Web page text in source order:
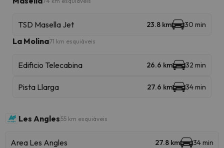
TSD Masella Jet 23.8 km 30 min
La Molina71 km esquiáveis
Edificio Telecabina 26.6 km 32 min
Pista Llarga 27.6 km 34 min
Les Angles 55 km esquiáveis
Area Les Angles 27.8 km 34 min